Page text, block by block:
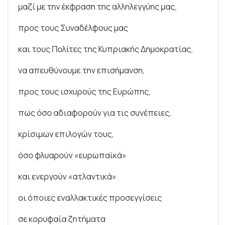
μαζί με την έκφραση της αλληλεγγύης μας,
προς τους Συναδέλφους μας
και τους Πολίτες της Κυπριακής Δημοκρατίας,
να απευθύνουμε την επισήμανση,
προς τους ισχυρούς της Ευρώπης,
πως όσο αδιαφορούν για τις συνέπειες,
κρίσιμων επιλογών τους,
όσο φλυαρούν «ευρωπαϊκά»
και ενεργούν «ατλαντικά»
οι όποιες εναλλακτικές προσεγγίσεις
σε κορυφαία ζητήματα